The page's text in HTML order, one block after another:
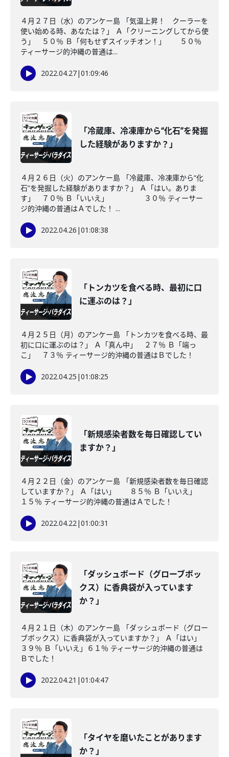
４月２７日（水）のアンケー島 「気温上昇！ クーラーを
使い始める時、あなたは？」 Ａ「クリーニングしてから使
う」 ５０％ Ｂ「何もせずスイッチオン！」 ５０％
ティーサージ的沖縄の普通は...
2022.04.27|01:09:46
「冷蔵庫、冷凍庫から“化石”を発掘
した経験がありますか？」
４月２６日（火）のアンケー島 「冷蔵庫、冷凍庫から“化
石”を発掘した経験がありますか？」 Ａ「はい。ありま
す」 ７０％ Ｂ「いいえ」 ３０％ ティーサー
ジ的沖縄の普通はＡでした！ ...
2022.04.26 |01:08:38
「トンカツを食べる時、最初に口
に運ぶのは？」
４月２５日（月）のアンケー島 「トンカツを食べる時、最
初に口に運ぶのは？」 Ａ「真ん中」 ２７％ Ｂ「端っ
こ」 ７３％ ティーサージ的沖縄の普通はＢでした！
2022.04.25 |01:08:25
「新規感染者数を毎日確認してい
ますか？」
４月２２日（金）のアンケー島 「新規感染者数を毎日確認
していますか？」 Ａ「はい」 ８５％ Ｂ「いいえ」
１５％ ティーサージ的沖縄の普通はＡでした！
2022.04.22|01:00:31
「ダッシュボード（グローブボッ
クス）に香典袋が入っています
か？」
４月２１日（木）のアンケー島 「ダッシュボード（グロー
ブボックス）に香典袋が入っていますか？」 Ａ「はい」
３９％ Ｂ「いいえ」６１％ ティーサージ的沖縄の普通は
Ｂでした！
2022.04.21 |01:04:47
「タイヤを磨いたことがあります
か？」